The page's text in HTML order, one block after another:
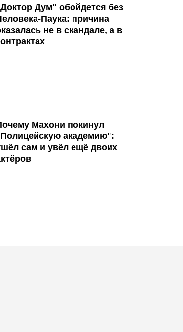
Дум" обойдется без
Паука: причина
не в скандале, а в
Махони покинул
академию":
сам и увёл ещё двоих